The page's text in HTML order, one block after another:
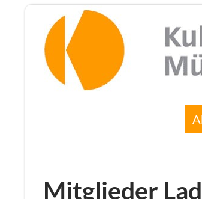
Mitglieder